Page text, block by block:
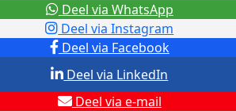
Deel via Facebook
Deel via Instagram
Deel via e-mail
Deel via LinkedIn
Deel via WhatsApp